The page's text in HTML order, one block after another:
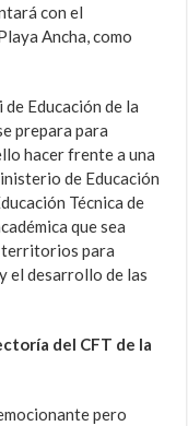
con el
Ancha, como
Educación de la
prepara para
hacer frente a una
de Educación
Técnica de
que sea
territorios para
el desarrollo de las
del CFT de la
pero